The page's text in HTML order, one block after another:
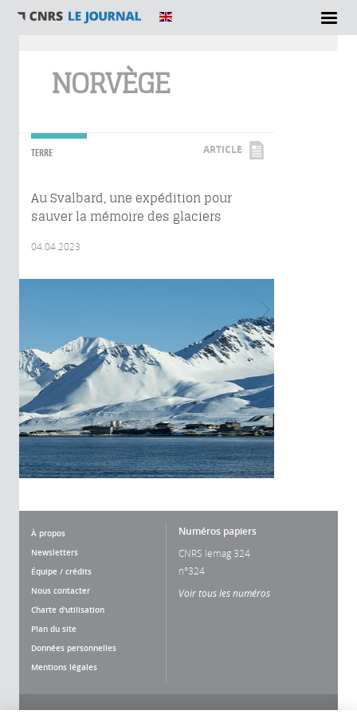
NORVÈGE
TERRE ARTICLE
Au Svalbard, une expédition pour
sauver la mémoire des glaciers
04.04.2023
À propos
Newsletters
Équipe / crédits
Nous contacter
Charte d'utilisation
Plan du site
Données personnelles
Mentions légales
Numéros papiers
CNRS lemag 324
n°324
Voir tous les numéros